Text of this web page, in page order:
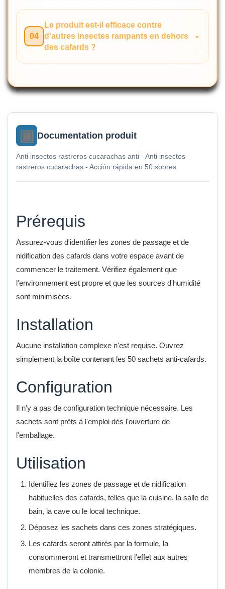
04
Le produit est-il efficace contre
d'autres insectes rampants en dehors
des cafards ?
Documentation produit
Anti insectos rastreros cucarachas anti - Anti insectos
rastreros cucarachas - Acción rápida en 50 sobres
Prérequis
Assurez-vous d'identifier les zones de passage et de
nidification des cafards dans votre espace avant de
commencer le traitement. Vérifiez également que
l'environnement est propre et que les sources d'humidité
sont minimisées.
Installation
Aucune installation complexe n'est requise. Ouvrez
simplement la boîte contenant les 50 sachets anti-cafards.
Configuration
Il n'y a pas de configuration technique nécessaire. Les
sachets sont prêts à l'emploi dès l'ouverture de
l'emballage.
Utilisation
Identifiez les zones de passage et de nidification
habituelles des cafards, telles que la cuisine, la salle de
bain, la cave ou le local technique.
Déposez les sachets dans ces zones stratégiques.
Les cafards seront attirés par la formule, la
consommeront et transmettront l'effet aux autres
membres de la colonie.